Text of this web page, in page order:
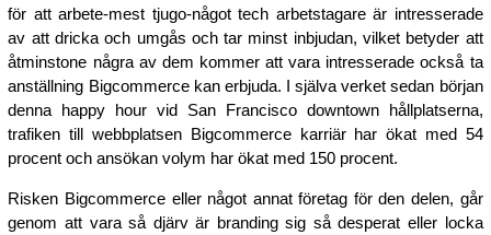
för att arbete-mest tjugo-något tech arbetstagare är intresserade
av att dricka och umgås och tar minst inbjudan, vilket betyder att
åtminstone några av dem kommer att vara intresserade också ta
anställning Bigcommerce kan erbjuda. I själva verket sedan början
denna happy hour vid San Francisco downtown hållplatserna,
trafiken till webbplatsen Bigcommerce karriär har ökat med 54
procent och ansökan volym har ökat med 150 procent.
Risken Bigcommerce eller något annat företag för den delen, går
genom att vara så djärv är branding sig så desperat eller locka